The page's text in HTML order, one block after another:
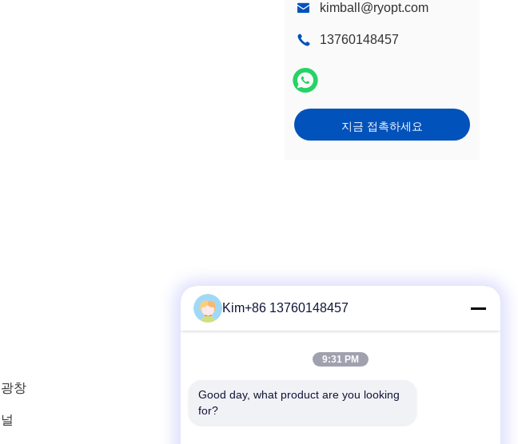
kimball@ryopt.com
13760148457
지금 접촉하세요
창 TEL :
Kim+86 13760148457
9:31 PM
Good day, what product are you looking
for?